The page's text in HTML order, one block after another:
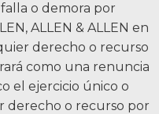
o demora por
ALLEN & ALLEN en
derecho o recurso
como una renuncia
el ejercicio único o
derecho o recurso por